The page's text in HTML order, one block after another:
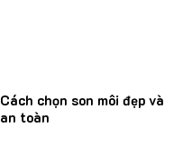
Cách chọn son môi đẹp và
an toàn